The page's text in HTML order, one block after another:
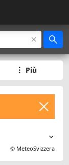
Più
© MeteoSvizzera